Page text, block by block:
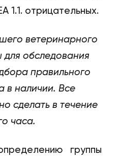
1.1. отрицательных.
ветеринарного
для обследования
правильного
в наличии. Все
сделать в течение
часа.
группы